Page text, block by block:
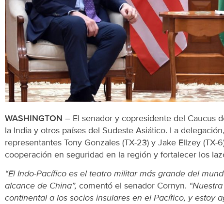
WASHINGTON – El senador y copresidente del Caucus
la India y otros países del Sudeste Asiático. La
representantes Tony Gonzales (TX-23) y Jake Ellzey
cooperación en seguridad en la región y fortalecer los
“El Indo-Pacífico es el teatro militar más grande del
alcance de China”, comentó el senador Cornyn.
continental a los socios insulares en el Pacífico, y estoy